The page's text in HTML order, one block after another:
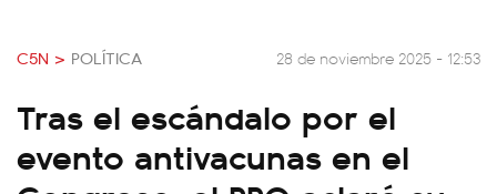
C5N > POLÍTICA 28 de noviembre 2025 - 12:53
Tras el escándalo por el
evento antivacunas en el